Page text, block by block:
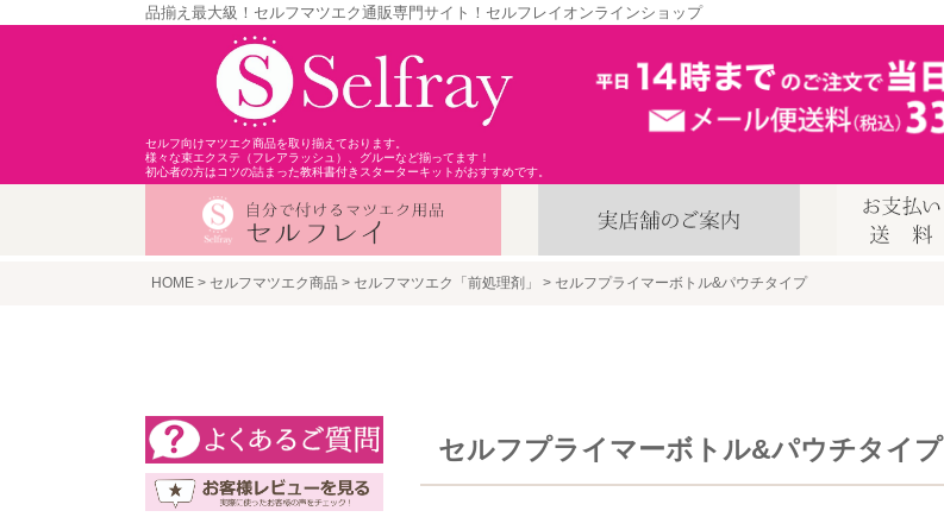
品揃え最大級！セルフマツエク通販専門サイト！セルフレイオンラインショップ
セルフ向けマツエク商品を取り揃えております。
様々な束エクステ（フレアラッシュ）、グルーなど揃ってます！
初心者の方はコツの詰まった教科書付きスターターキットがおすすめです。
HOME セルフマツエク商品 セルフマツエク「前処理剤」 セルフプライマーボトル&パウチタイプ
セルフプライマーボトル&パウチタイプ